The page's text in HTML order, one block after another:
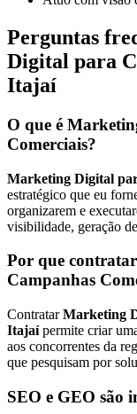
Perguntas
Digital para
Itajaí
O que é
Comerciais?
Marketing Digital
estratégico que eu
organizarem e
visibilidade, geração
Por que
Campanhas
ContratarMarketing
Itajaípermite criar
aos concorrentes da
que pesquisam por
SEO e GEO são